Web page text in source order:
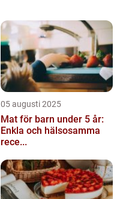
05 augusti 2025
Mat för barn under 5 år:
Enkla och hälsosamma
rece...